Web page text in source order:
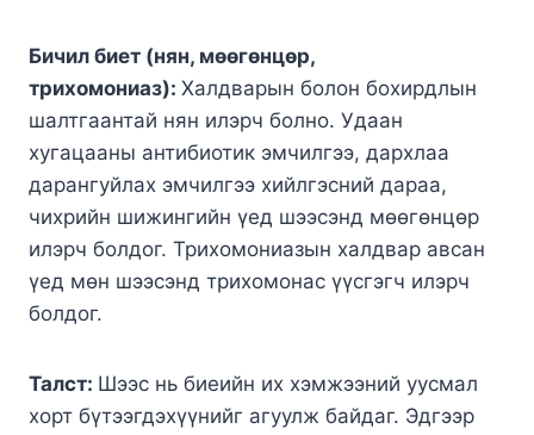
Бичил биет (нян, мөөгөнцөр,
трихомониаз): Халдварын болон бохирдлын
шалтгаантай нян илэрч болно. Удаан
хугацааны антибиотик эмчилгээ, дархлаа
дарангуйлах эмчилгээ хийлгэсний дараа,
чихрийн шижингийн үед шээсэнд мөөгөнцөр
илэрч болдог. Трихомониазын халдвар авсан
үед мөн шээсэнд трихомонас үүсгэгч илэрч
болдог.
Талст: Шээс нь биеийн их хэмжээний уусмал
хорт бүтээгдэхүүнийг агуулж байдаг. Эдгээр